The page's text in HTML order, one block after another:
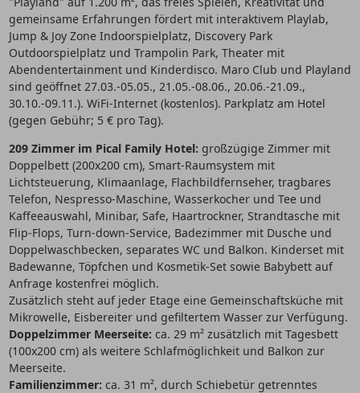
gemeinsame Erfahrungen fördert mit interaktivem Playlab,
Jump & Joy Zone Indoorspielplatz, Discovery Park
Outdoorspielplatz und Trampolin Park, Theater mit
Abendentertainment und Kinderdisco. Maro Club und Playland
sind geöffnet 27.03.-05.05., 21.05.-08.06., 20.06.-21.09.,
30.10.-09.11.). WiFi-Internet (kostenlos). Parkplatz am Hotel
(gegen Gebühr; 5 € pro Tag).
209 Zimmer im Pical Family Hotel: großzügige Zimmer mit
Doppelbett (200x200 cm), Smart-Raumsystem mit
Lichtsteuerung, Klimaanlage, Flachbildfernseher, tragbares
Telefon, Nespresso-Maschine, Wasserkocher und Tee und
Kaffeeauswahl, Minibar, Safe, Haartrockner, Strandtasche mit
Flip-Flops, Turn-down-Service, Badezimmer mit Dusche und
Doppelwaschbecken, separates WC und Balkon. Kinderset mit
Badewanne, Töpfchen und Kosmetik-Set sowie Babybett auf
Anfrage kostenfrei möglich.
Zusätzlich steht auf jeder Etage eine Gemeinschaftsküche mit
Mikrowelle, Eisbereiter und gefiltertem Wasser zur Verfügung.
Doppelzimmer Meerseite: ca. 29 m² zusätzlich mit Tagesbett
(100x200 cm) als weitere Schlafmöglichkeit und Balkon zur
Meerseite.
Familienzimmer: ca. 31 m², durch Schiebetür getrenntes